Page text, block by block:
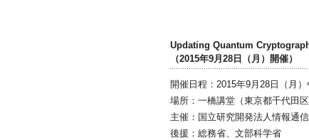
Updating Quantum
（2015年9月28日（月）開催）
開催日程：2015年9月28日（月
場所：一橋講堂（東京都千代田区
主催：国立研究開発法人情報通
後援：総務省、文部科学省